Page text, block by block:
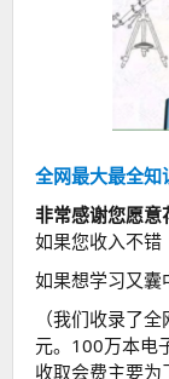
全网最大最全知
非常感谢您愿意
如果您收入不错
如果想学习又囊
（我们收录了
元。100万本电
收取会费主要为